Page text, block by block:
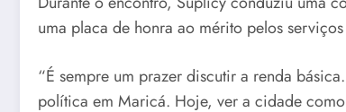
uma placa de honra ao mérito pelos
“É sempre um prazer discutir a renda
política em Maricá. Hoje, ver a cidade